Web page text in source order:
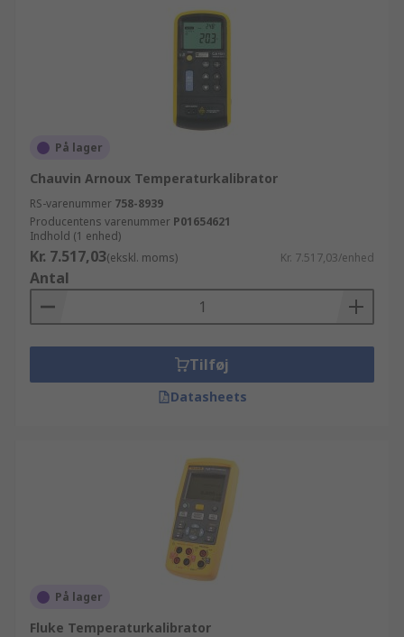
På lager
Chauvin Arnoux Temperaturkalibrator
RS-varenummer 758-8939
Producentens varenummer P01654621
Indhold (1 enhed)
Kr. 7.517,03(ekskl. moms) Kr. 7.517,03/enhed
Antal
Tilføj
Datasheets
På lager
Fluke Temperaturkalibrator